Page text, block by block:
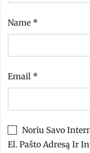
Name *
Email *
Noriu Savo
El. Pašto Adresą Ir